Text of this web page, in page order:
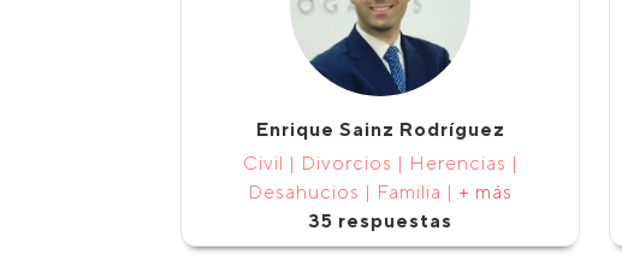
Enrique Sainz Rodríguez
Civil | Divorcios | Herencias |
Desahucios | Familia | + más
35 respuestas